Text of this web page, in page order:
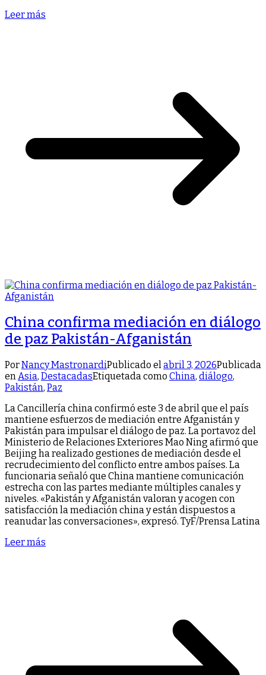
Leer más
China confirma mediación en diálogo
de paz Pakistán-Afganistán
PorNancy MastronardiPublicado el abril 3, 2026Publicada
en Asia, DestacadasEtiquetada como China, diálogo,
Pakistán, Paz
La Cancillería china confirmó este 3 de abril que el país
mantiene esfuerzos de mediación entre Afganistán y
Pakistán para impulsar el diálogo de paz. La portavoz del
Ministerio de Relaciones Exteriores Mao Ning afirmó que
Beijing ha realizado gestiones de mediación desde el
recrudecimiento del conflicto entre ambos países. La
funcionaria señaló que China mantiene comunicación
estrecha con las partes mediante múltiples canales y
niveles. «Pakistán y Afganistán valoran y acogen con
satisfacción la mediación china y están dispuestos a
reanudar las conversaciones», expresó. TyF/Prensa Latina
Leer más